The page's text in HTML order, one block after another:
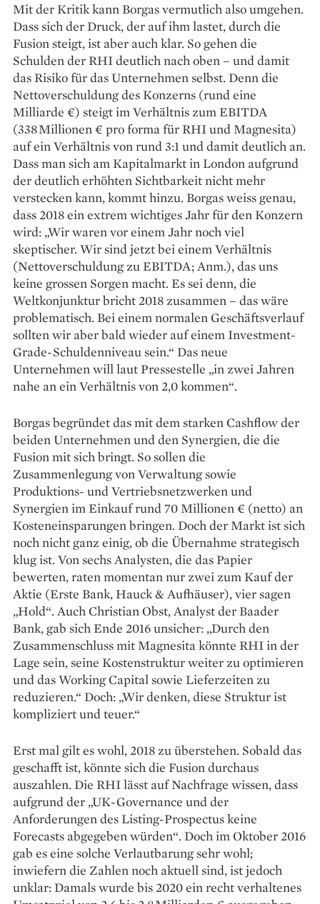
Mit der Kritik kann Borgas vermutlich also umgehen.
Dass sich der Druck, der auf ihm lastet, durch die
Fusion steigt, ist aber auch klar. So gehen die
Schulden der RHI deutlich nach oben – und damit
das Risiko für das Unternehmen selbst. Denn die
Nettoverschuldung des Konzerns (rund eine
Milliarde €) steigt im Verhältnis zum EBITDA
(338 Millionen € pro forma für RHI und Magnesita)
auf ein Verhältnis von rund 3:1 und damit deutlich an.
Dass man sich am Kapitalmarkt in London aufgrund
der deutlich erhöhten Sichtbarkeit nicht mehr
verstecken kann, kommt hinzu. Borgas weiss genau,
dass 2018 ein extrem wichtiges Jahr für den Konzern
wird: „Wir waren vor einem Jahr noch viel
skeptischer. Wir sind jetzt bei einem Verhältnis
(Nettoverschuldung zu EBITDA; Anm.), das uns
keine grossen Sorgen macht. Es sei denn, die
Weltkonjunktur bricht 2018 zusammen – das wäre
problematisch. Bei einem normalen Geschäftsverlauf
sollten wir aber bald wieder auf einem Investment-
Grade-­Schuldenniveau sein.“ Das neue
Unternehmen will laut Presse­stelle „in zwei Jahren
nahe an ein Verhältnis von 2,0 kommen“.
Borgas begründet das mit dem starken Cashflow der
beiden Unternehmen und den Synergien, die die
Fusion mit sich bringt. So sollen die
Zusammenlegung von Verwaltung sowie
Produktions- und Vertriebsnetzwerken und
Synergien im Einkauf rund 70 Millionen € (netto) an
Kosteneinsparungen bringen. Doch der Markt ist sich
noch nicht ganz einig, ob die Übernahme strategisch
klug ist. Von sechs Analysten, die das Papier
bewerten, raten momentan nur zwei zum Kauf der
Aktie (Erste Bank, Hauck & Aufhäuser), vier sagen
„Hold“. Auch Christian Obst, Analyst der Baader
Bank, gab sich Ende 2016 unsicher: „Durch den
Zusammenschluss mit Magnesita könnte RHI in der
Lage sein, seine Kosten­struktur weiter zu optimieren
und das Working Capital sowie Liefer­zeiten zu
reduzieren.“ Doch: „Wir denken, diese Struktur ist
kompliziert und teuer.“
Erst mal gilt es wohl, 2018 zu überstehen. Sobald das
geschafft ist, könnte sich die Fusion durchaus
auszahlen. Die RHI lässt auf Nachfrage wissen, dass
aufgrund der „UK-Governance und der
Anforderungen des Listing-­Prospectus keine
Forecasts abgegeben würden“. Doch im Oktober 2016
gab es eine solche Verlautbarung sehr wohl;
inwiefern die Zahlen noch aktuell sind, ist jedoch
unklar: Damals wurde bis 2020 ein recht verhaltenes